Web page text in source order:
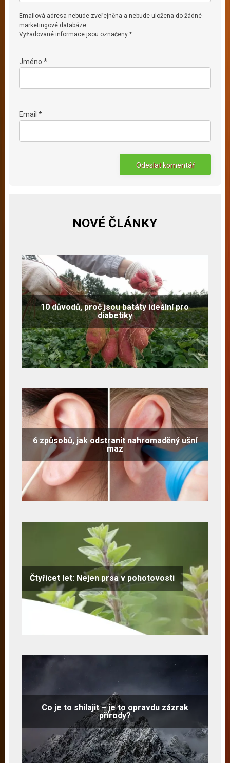
Emailová adresa nebude zveřejněna a nebude uložena do žádné
marketingové databáze.
Vyžadované informace jsou označeny *.
Jméno *
Email *
NOVÉ ČLÁNKY
10 důvodů, proč jsou batáty ideální pro
diabetiky
6 způsobů, jak odstranit nahromaděný ušní
maz
Čtyřicet let: Nejen prsa v pohotovosti
Co je to shilajit – je to opravdu zázrak
přírody?